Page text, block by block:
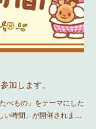
加します。
べもの」をテーマにした
い時間」が開催されま…